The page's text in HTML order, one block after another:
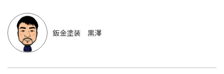
鈑金塗装 黒澤